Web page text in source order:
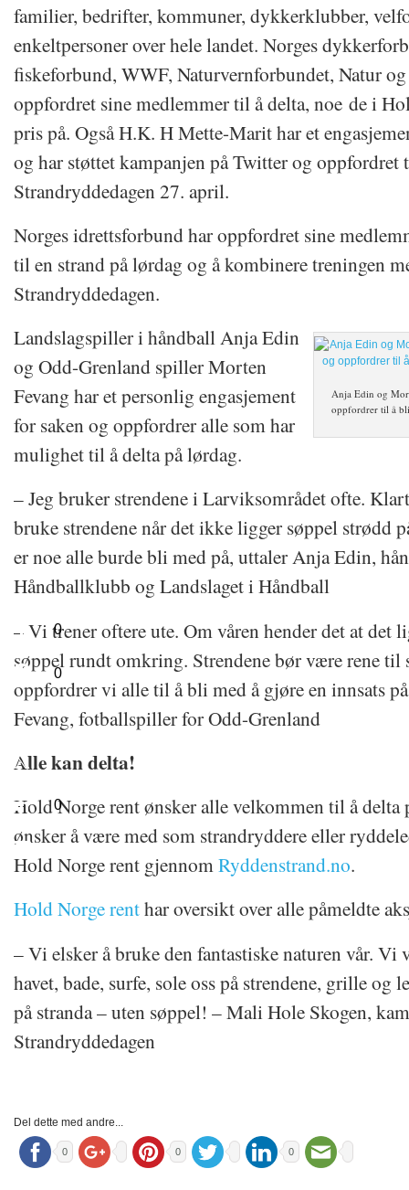
0
0
0
familier, bedrifter, kommuner, dykkerklubber,
enkeltpersoner over hele landet. Norges
fiskeforbund, WWF, Naturvernforbundet, Natur
oppfordret sine medlemmer til å delta, noe de i
pris på. Også H.K. H Mette-Marit har et
og har støttet kampanjen på Twitter og oppfordret
Strandryddedagen 27. april.
Norges idrettsforbund har oppfordret sine
til en strand på lørdag og å kombinere treningen
Strandryddedagen.
Anja Edin og
oppfordrer til å
Landslagspiller i håndball Anja Edin
og Odd-Grenland spiller Morten
Fevang har et personlig engasjement
for saken og oppfordrer alle som har
mulighet til å delta på lørdag.
– Jeg bruker strendene i Larviksområdet ofte.
bruke strendene når det ikke ligger søppel strødd
er noe alle burde bli med på, uttaler Anja Edin,
Håndballklubb og Landslaget i Håndball
– Vi trener oftere ute. Om våren hender det at det
søppel rundt omkring. Strendene bør være rene til
oppfordrer vi alle til å bli med å gjøre en innsats
Fevang, fotballspiller for Odd-Grenland
Alle kan delta!
Hold Norge rent ønsker alle velkommen til å delta
ønsker å være med som strandryddere eller
Hold Norge rent gjennomRyddenstrand.no.
Hold Norge renthar oversikt over alle påmeldte
– Vi elsker å bruke den fantastiske naturen vår.
havet, bade, surfe, sole oss på strendene, grille og
på stranda – uten søppel! – Mali Hole Skogen,
Strandryddedagen
Del dette med andre...
0 0 0